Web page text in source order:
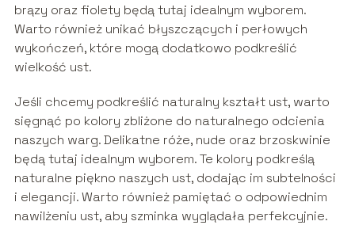
brązy oraz fiolety będą tutaj idealnym wyborem.
Warto również unikać błyszczących i perłowych
wykończeń, które mogą dodatkowo podkreślić
wielkość ust.
Jeśli chcemy podkreślić naturalny kształt ust, warto
sięgnąć po kolory zbliżone do naturalnego odcienia
naszych warg. Delikatne róże, nude oraz brzoskwinie
będą tutaj idealnym wyborem. Te kolory podkreślą
naturalne piękno naszych ust, dodając im subtelności
i elegancji. Warto również pamiętać o odpowiednim
nawilżeniu ust, aby szminka wyglądała perfekcyjnie.